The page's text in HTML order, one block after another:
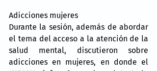
Adicciones mujeres
Durante la sesión, además de abordar
el tema del acceso a la atención de la
salud mental, discutieron sobre
adicciones en mujeres, en donde el